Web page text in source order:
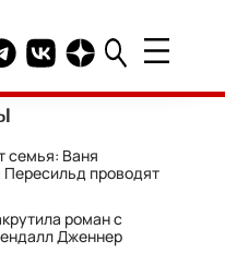
канал HELLO
Группа HELLO
Канал HELLO в
семья: Ваня
проводят
роман с
Дженнер